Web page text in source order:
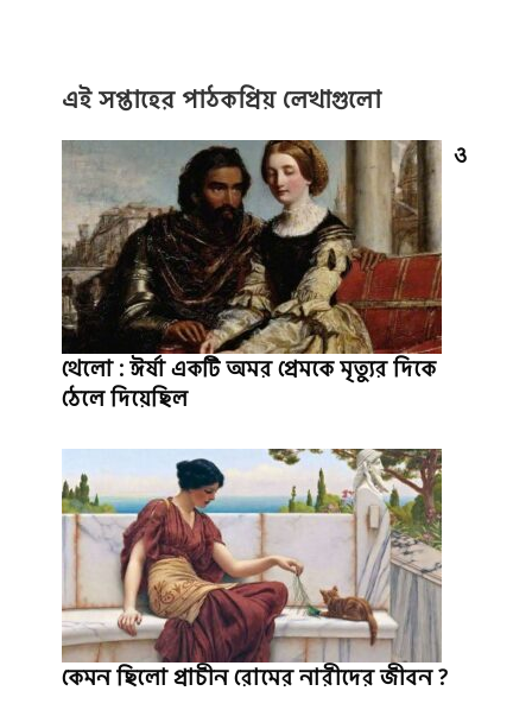
এই সপ্তাহের পাঠকপ্রিয় লেখাগুলো
ও
থেলো : ঈর্ষা একটি অমর প্রেমকে মৃত্যুর দিকে
ঠেলে দিয়েছিল
কেমন ছিলো প্রাচীন রোমের নারীদের জীবন ?